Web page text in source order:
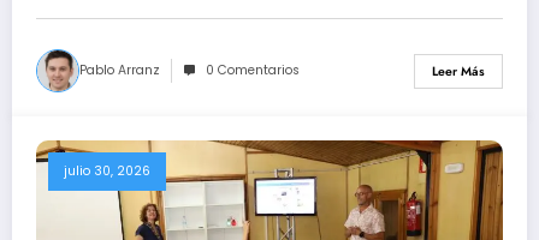
Pablo Arranz 0 Comentarios Leer Más
julio 30, 2026